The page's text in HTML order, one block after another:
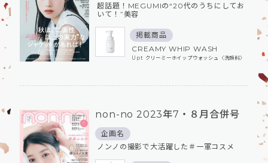
超話題！MEGUMIの“20代のうちにしてお
いて！”美容
掲載商品
CREAMY WHIP WASH
Upt クリーミーホイップウォッシュ〈洗顔料〉
non-no 2023年7・８月合併号
企画名
ノンノの撮影で大活躍した＃一軍コスメ